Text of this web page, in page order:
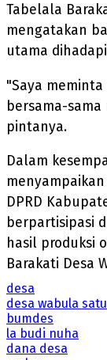
Tabelala
mengatakan
utama
"Saya
bersama-
pintanya.
Dalam
DPRD
berpartisipasi
hasil produksi
Barakati Desa
desa
desa wabula satu
bumdes
la budi nuha
dana desa